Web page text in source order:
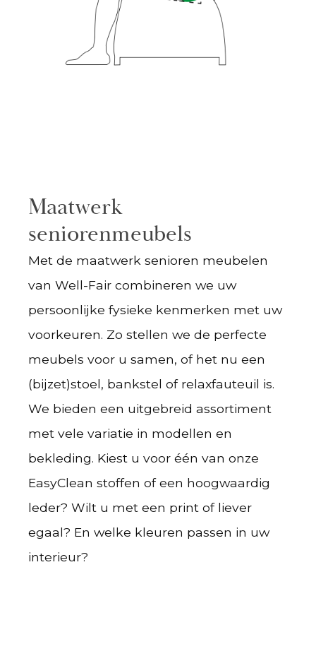
Maatwerk
seniorenmeubels
Met de maatwerk senioren meubelen
van Well-Fair combineren we uw
persoonlijke fysieke kenmerken met uw
voorkeuren. Zo stellen we de perfecte
meubels voor u samen, of het nu een
(bijzet)stoel, bankstel of relaxfauteuil is.
We bieden een uitgebreid assortiment
met vele variatie in modellen en
bekleding. Kiest u voor één van onze
EasyClean stoffen of een hoogwaardig
leder? Wilt u met een print of liever
egaal? En welke kleuren passen in uw
interieur?